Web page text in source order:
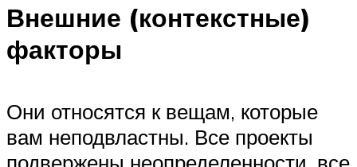
Внешние (контекстные)
факторы
Они относятся к вещам, которые
вам неподвластны. Все проекты